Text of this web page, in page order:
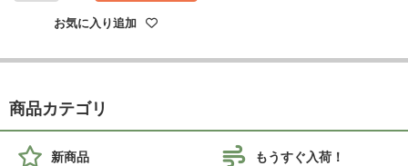
お気に入り追加
商品カテゴリ
新商品 もうすぐ入荷！